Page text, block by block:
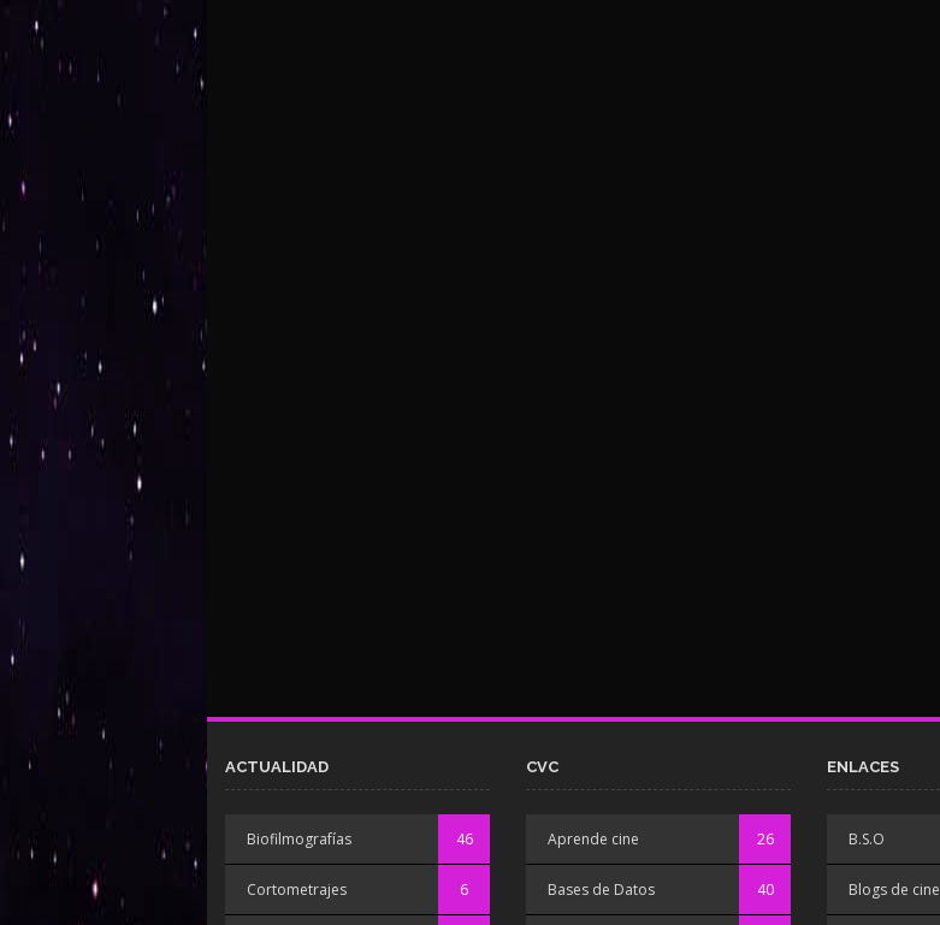
ACTUALIDAD
Biofilmografías 46
Cortometrajes 6
CVC
Aprende cine 26
Bases de Datos 40
ENLACES
B.S.O
Blogs de cine